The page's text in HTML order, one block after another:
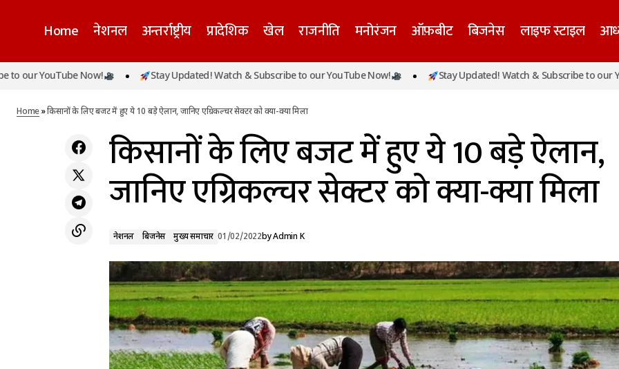
Home नेशनल अन्तर्राष्ट्रीय प्रादेशिक खेल राजनीति मनोरंजन ऑफ़बीट बिजनेस लाइफ स्टाइल
Budget 2022: डिजिटल एजुकेशन को बढ़ावा, '1
नेशनल
बिजनेस
किसानों के लिए बजट में हुए ये 10 बड़े ऐलान, जानिए
Now! Stay Updated! Watch & Subscribe to our YouTube Now! Stay Updated! Watch & Subscribe to our YouTube
Home»किसानों के लिए बजट में हुए ये 10 बड़े ऐलान, जानिए एग्रिकल्चर सेक्टर को क्या-क्या मिला
किसानों के लिए बजट में हुए ये 10 बड़े ऐलान,
जानिए एग्रिकल्चर सेक्टर को क्या-क्या मिला
नेशनल बिजनेस मुख्य समाचार 01/02/2022byAdmin K